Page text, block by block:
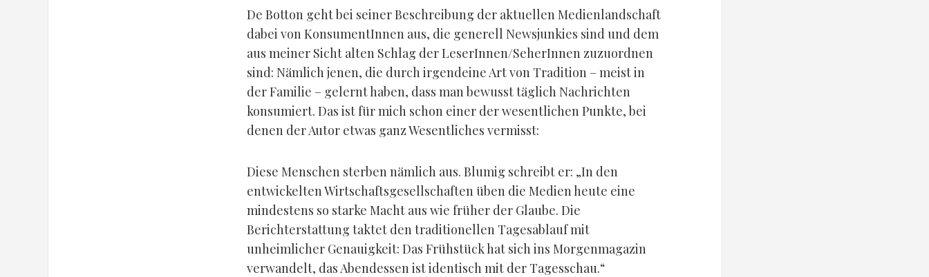
De Botton geht bei seiner Beschreibung der aktuellen Medienlandschaft
dabei von KonsumentInnen aus, die generell Newsjunkies sind und dem
aus meiner Sicht alten Schlag der LeserInnen/SeherInnen zuzuordnen
sind: Nämlich jenen, die durch irgendeine Art von Tradition – meist in
der Familie – gelernt haben, dass man bewusst täglich Nachrichten
konsumiert. Das ist für mich schon einer der wesentlichen Punkte, bei
denen der Autor etwas ganz Wesentliches vermisst:
Diese Menschen sterben nämlich aus. Blumig schreibt er: „In den
entwickelten Wirtschaftsgesellschaften üben die Medien heute eine
mindestens so starke Macht aus wie früher der Glaube. Die
Berichterstattung taktet den traditionellen Tagesablauf mit
unheimlicher Genauigkeit: Das Frühstück hat sich ins Morgenmagazin
verwandelt, das Abendessen ist identisch mit der Tagesschau.“